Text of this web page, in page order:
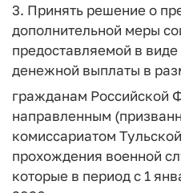
3. Принять решение о
дополнительной меры
предоставляемой в
денежной выплаты в
гражданам Российской
направленным
комиссариатом
прохождения военной
которые в период с 1